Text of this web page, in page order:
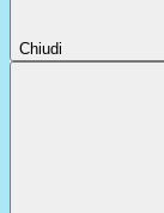
Chiudi